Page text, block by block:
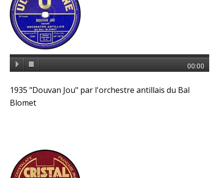
00:00
1935 "Douvan Jou" par l'orchestre antillais du Bal
Blomet